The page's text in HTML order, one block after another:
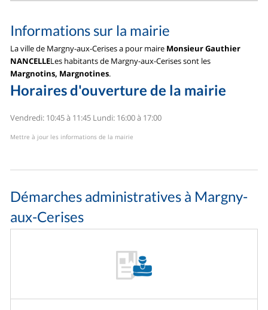
Informations sur la mairie
La ville de Margny-aux-Cerises a pour maire Monsieur Gauthier
NANCELLELes habitants de Margny-aux-Cerises sont les
Margnotins, Margnotines.
Horaires d'ouverture de la mairie
Vendredi: 10:45 à 11:45 Lundi: 16:00 à 17:00
Mettre à jour les informations de la mairie
Démarches administratives à Margny-
aux-Cerises